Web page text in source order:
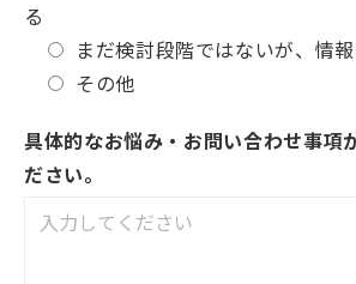
る
まだ検討段階ではないが、情
その他
具体的なお悩み・お問い合わせ事項
ださい。